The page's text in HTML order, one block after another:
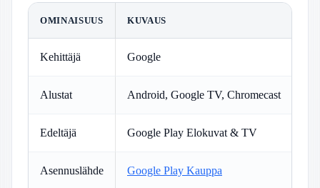
OMINAISUUS KUVAUS
Kehittäjä Google
Alustat Android, Google TV, Chromecast
Edeltäjä Google Play Elokuvat & TV
Asennuslähde Google Play Kauppa